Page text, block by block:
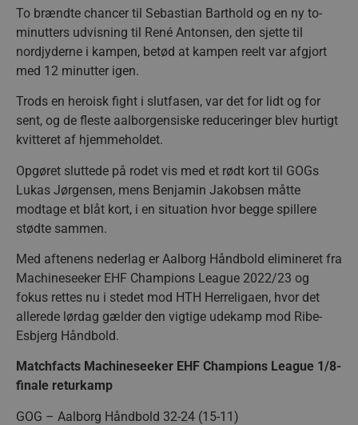
To brændte chancer til Sebastian Barthold og en ny to-
minutters udvisning til René Antonsen, den sjette til
nordjyderne i kampen, betød at kampen reelt var afgjort
med 12 minutter igen.
Trods en heroisk fight i slutfasen, var det for lidt og for
sent, og de fleste aalborgensiske reduceringer blev hurtigt
kvitteret af hjemmeholdet.
Opgøret sluttede på rodet vis med et rødt kort til GOGs
Lukas Jørgensen, mens Benjamin Jakobsen måtte
modtage et blåt kort, i en situation hvor begge spillere
stødte sammen.
Med aftenens nederlag er Aalborg Håndbold elimineret fra
Machineseeker EHF Champions League 2022/23 og
fokus rettes nu i stedet mod HTH Herreligaen, hvor det
allerede lørdag gælder den vigtige udekamp mod Ribe-
Esbjerg Håndbold.
Matchfacts Machineseeker EHF Champions League 1/8-
finale returkamp
GOG – Aalborg Håndbold 32-24 (15-11)